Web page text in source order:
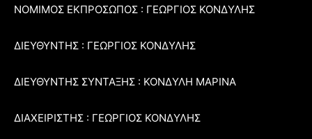
ΝΟΜΙΜΟΣ ΕΚΠΡΟΣΩΠΟΣ : ΓΕΩΡΓΙΟΣ ΚΟΝΔΥΛΗΣ
ΔΙΕΥΘΥΝΤΗΣ : ΓΕΩΡΓΙΟΣ ΚΟΝΔΥΛΗΣ
ΔΙΕΥΘΥΝΤΗΣ ΣΥΝΤΑΞΗΣ : ΚΟΝΔΥΛΗ ΜΑΡΙΝΑ
ΔΙΑΧΕΙΡΙΣΤΗΣ : ΓΕΩΡΓΙΟΣ ΚΟΝΔΥΛΗΣ